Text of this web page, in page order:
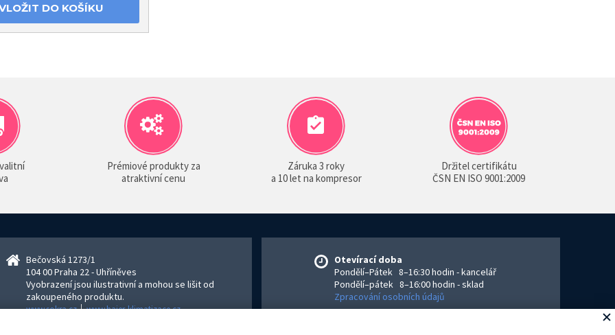
DO KOŠÍKU
Prémiové produkty za
atraktivní cenu
Záruka 3 roky
a 10 let na kompresor
Držitel certifikátu
ČSN EN ISO 9001:2009
Bečovská 1273/1
104 00 Praha 22 - Uhříněves
Vyobrazení jsou ilustrativní a mohou se lišit od
zakoupeného produktu.
www.sokra.cz│www.haier-klimatizace.cz
Otevírací doba
Pondělí–Pátek 8–16:30 hodin - kancelář
Pondělí–pátek 8–16:00 hodin - sklad
Zpracování osobních údajů